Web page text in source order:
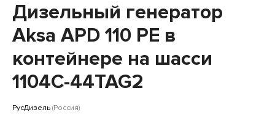
Продукция
Клиентам
Дизельный генератор
Aksa APD 110 PE в
контейнере на шасси
1104C-44TAG2
РусДизель (Россия)